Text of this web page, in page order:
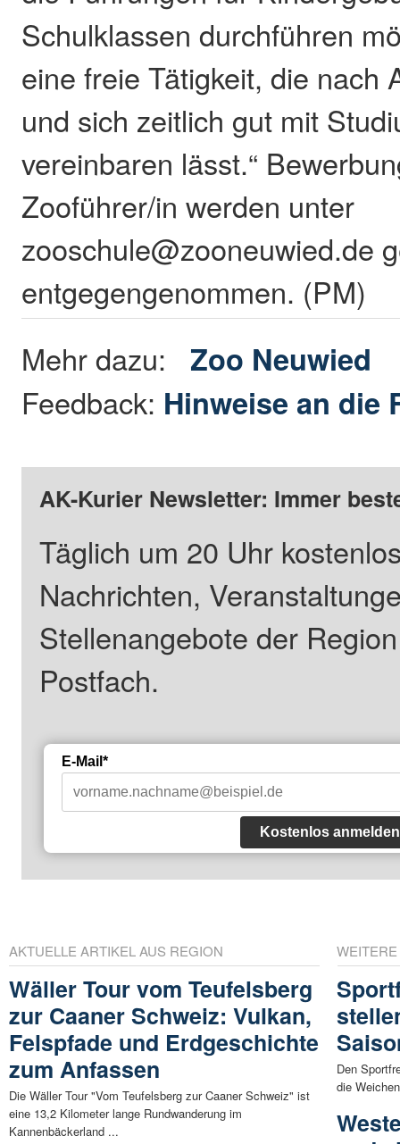
Schulklassen durchführen
eine freie Tätigkeit, die nach
und sich zeitlich gut mit
vereinbaren lässt.“
Zooführer/in werden unter
zooschule@zooneuwied.de
entgegengenommen. (PM)
Mehr dazu: Zoo Neuwied
Feedback: Hinweise an die
AK-Kurier Newsletter: Immer
Täglich um 20 Uhr
Nachrichten,
Stellenangebote der
Postfach.
E-Mail*
Kostenlos anmelden
AKTUELLE ARTIKEL AUS REGION
Wäller Tour vom Teufelsberg
zur Caaner Schweiz: Vulkan,
Felspfade und Erdgeschichte
zum Anfassen
Die Wäller Tour "Vom Teufelsberg zur Caaner Schweiz" ist
eine 13,2 Kilometer lange Rundwanderung im
Kannenbäckerland ...
Den
die